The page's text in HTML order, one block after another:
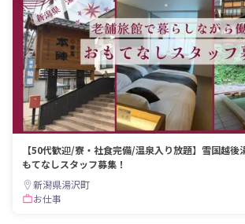
【50代歓迎/寮・社食完備/温泉入り放題】雪国越後
もてなしスタッフ募集！
新潟県湯沢町
お仕事